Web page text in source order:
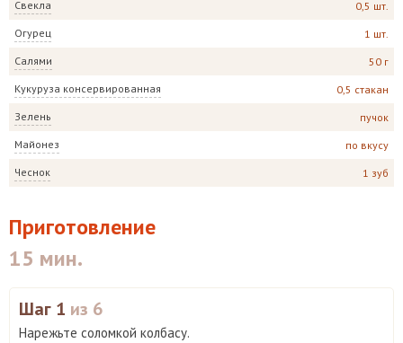
Свекла 0,5 шт.
Огурец 1 шт.
Салями 50 г
Кукуруза консервированная 0,5 стакан
Зелень пучок
Майонез по вкусу
Чеснок 1 зуб
Приготовление
15 мин.
Шаг 1 из 6
Нарежьте соломкой колбасу.